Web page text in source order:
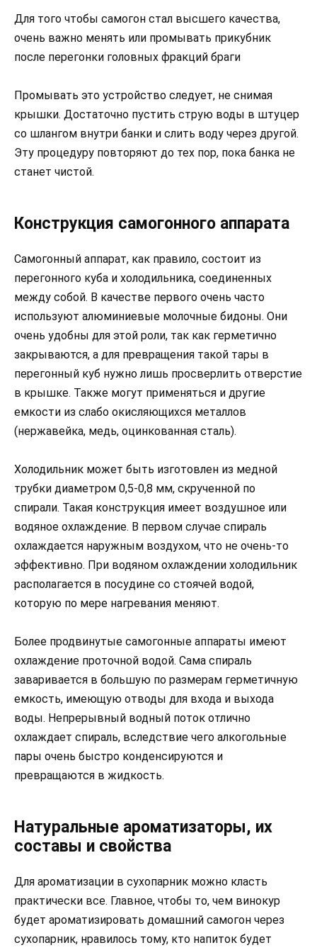
Для того чтобы самогон стал высшего качества,
очень важно менять или промывать прикубник
после перегонки головных фракций браги
Промывать это устройство следует, не снимая
крышки. Достаточно пустить струю воды в штуцер
со шлангом внутри банки и слить воду через другой.
Эту процедуру повторяют до тех пор, пока банка не
станет чистой.
Конструкция самогонного аппарата
Самогонный аппарат, как правило, состоит из
перегонного куба и холодильника, соединенных
между собой. В качестве первого очень часто
используют алюминиевые молочные бидоны. Они
очень удобны для этой роли, так как герметично
закрываются, а для превращения такой тары в
перегонный куб нужно лишь просверлить отверстие
в крышке. Также могут применяться и другие
емкости из слабо окисляющихся металлов
(нержавейка, медь, оцинкованная сталь).
Холодильник может быть изготовлен из медной
трубки диаметром 0,5-0,8 мм, скрученной по
спирали. Такая конструкция имеет воздушное или
водяное охлаждение. В первом случае спираль
охлаждается наружным воздухом, что не очень-то
эффективно. При водяном охлаждении холодильник
располагается в посудине со стоячей водой,
которую по мере нагревания меняют.
Более продвинутые самогонные аппараты имеют
охлаждение проточной водой. Сама спираль
заваривается в большую по размерам герметичную
емкость, имеющую отводы для входа и выхода
воды. Непрерывный водный поток отлично
охлаждает спираль, вследствие чего алкогольные
пары очень быстро конденсируются и
превращаются в жидкость.
Натуральные ароматизаторы, их
составы и свойства
Для ароматизации в сухопарник можно класть
практически все. Главное, чтобы то, чем винокур
будет ароматизировать домашний самогон через
сухопарник, нравилось тому, кто напиток будет